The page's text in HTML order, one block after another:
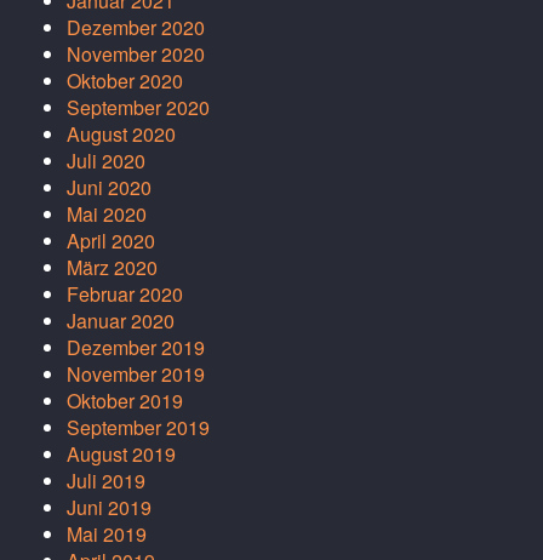
Dezember 2020
November 2020
Oktober 2020
September 2020
August 2020
Juli 2020
Juni 2020
Mai 2020
April 2020
März 2020
Februar 2020
Januar 2020
Dezember 2019
November 2019
Oktober 2019
September 2019
August 2019
Juli 2019
Juni 2019
Mai 2019